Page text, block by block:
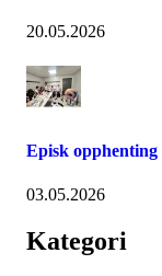
20.05.2026
Episk opphenting
03.05.2026
Kategori